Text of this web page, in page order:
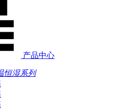
产品中心
恒湿系列